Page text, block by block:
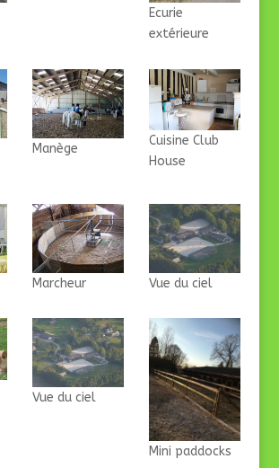
Ecurie
extérieure
Manège
Cuisine Club
House
Marcheur Vue du ciel
Vue du ciel
Mini paddocks